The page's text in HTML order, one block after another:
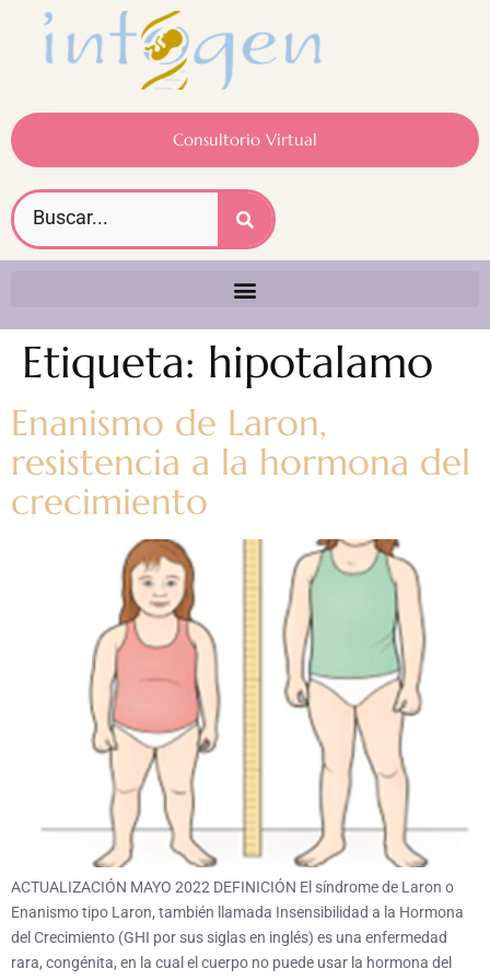
Consultorio Virtual
Etiqueta: hipotalamo
Enanismo de Laron,
resistencia a la hormona del
crecimiento
ACTUALIZACIÓN MAYO 2022 DEFINICIÓN El síndrome de Laron o
Enanismo tipo Laron, también llamada Insensibilidad a la Hormona
del Crecimiento (GHI por sus siglas en inglés) es una enfermedad
rara, congénita, en la cual el cuerpo no puede usar la hormona del